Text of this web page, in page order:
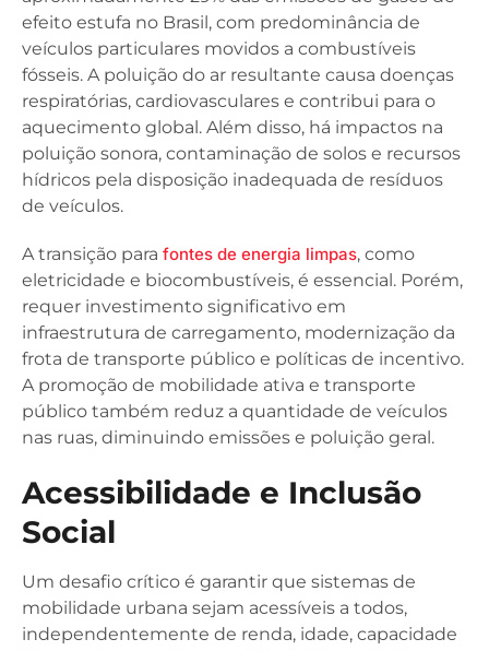
efeito estufa no Brasil, com predominância de
veículos particulares movidos a combustíveis
fósseis. A poluição do ar resultante causa doenças
respiratórias, cardiovasculares e contribui para o
aquecimento global. Além disso, há impactos na
poluição sonora, contaminação de solos e recursos
hídricos pela disposição inadequada de resíduos
de veículos.
A transição para fontes de energia limpas, como
eletricidade e biocombustíveis, é essencial. Porém,
requer investimento significativo em
infraestrutura de carregamento, modernização da
frota de transporte público e políticas de incentivo.
A promoção de mobilidade ativa e transporte
público também reduz a quantidade de veículos
nas ruas, diminuindo emissões e poluição geral.
Acessibilidade e Inclusão
Social
Um desafio crítico é garantir que sistemas de
mobilidade urbana sejam acessíveis a todos,
independentemente de renda, idade, capacidade